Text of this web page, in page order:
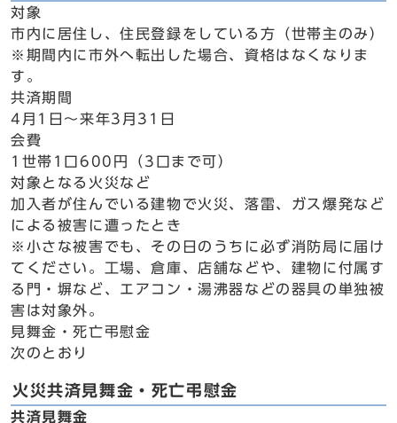
対象
市内に居住し、住民登録をしている方（世帯主のみ）
※期間内に市外へ転出した場合、資格はなくなりま
す。
共済期間
4月1日～来年3月31日
会費
1世帯1口600円（3口まで可）
対象となる火災など
加入者が住んでいる建物で火災、落雷、ガス爆発など
による被害に遭ったとき
※小さな被害でも、その日のうちに必ず消防局に届け
てください。工場、倉庫、店舗などや、建物に付属す
る門・塀など、エアコン・湯沸器などの器具の単独被
害は対象外。
見舞金・死亡弔慰金
次のとおり
火災共済見舞金・死亡弔慰金
共済見舞金